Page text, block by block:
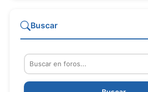
Buscar